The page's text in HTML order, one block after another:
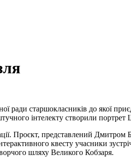
ради старшокласників до якої
інтелекту створили
Проєкт, представлений
квесту учасники
шляху Великого Кобзаря.